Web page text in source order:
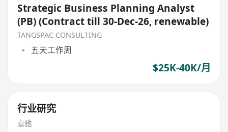
Strategic Business Planning Analyst
(PB) (Contract till 30-Dec-26, renewable)
TANGSPAC CONSULTING
五天工作周
$25K-40K/月
行业研究
嘉驰